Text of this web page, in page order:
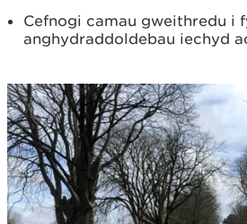
Cefnogi camau gweithredu i
anghydraddoldebau iechyd